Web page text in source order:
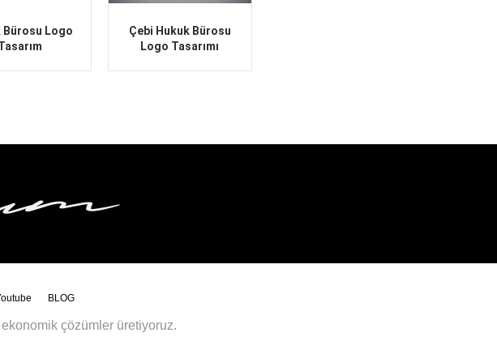
Bürosu Logo
Çebi Hukuk Bürosu
Logo Tasarımı
BLOG
ekonomik çözümler üretiyoruz.